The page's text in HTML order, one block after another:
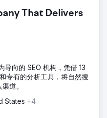
That Delivers
向的 SEO 机构，凭借 13
专有的分析工具，将自然搜
道。
States +4